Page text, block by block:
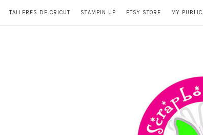
TALLERES DE CRICUT STAMPIN UP ETSY STORE MY